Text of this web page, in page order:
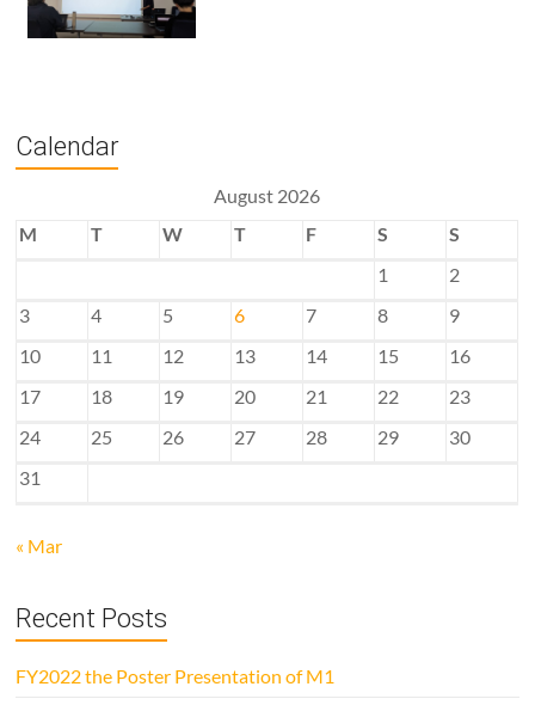
Calendar
August 2026
M
T W T F S
S
1
2
3
4 5 6 7 8
9
10
11 12 13 14 15
16
17
18 19 20 21 22
23
24
25 26 27 28 29
30
31
« Mar
Recent Posts
FY2022 the Poster Presentation of M1